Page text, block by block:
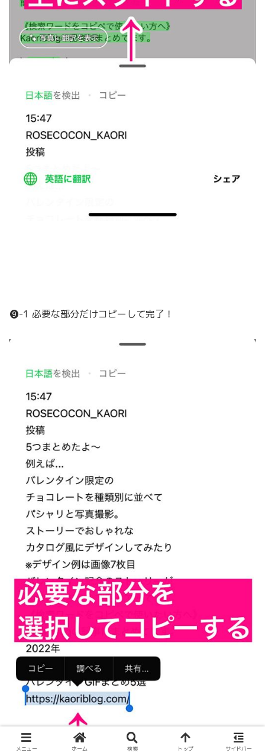
❾-1 必要な部分だけコピーして完了！
メニュー ホーム 検索 トップ サイドバー